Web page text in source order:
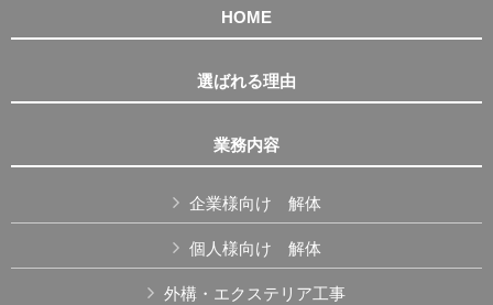
HOME
選ばれる理由
業務内容
企業様向け 解体
個人様向け 解体
外構・エクステリア工事